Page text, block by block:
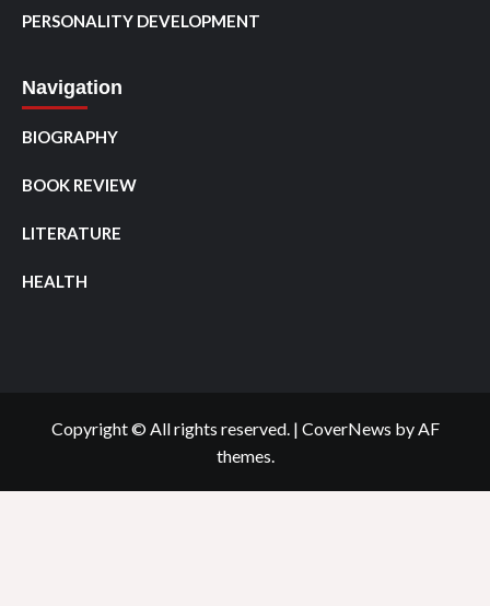
PERSONALITY DEVELOPMENT
Navigation
BIOGRAPHY
BOOK REVIEW
LITERATURE
HEALTH
Copyright © All rights reserved. | CoverNews by AF
themes.